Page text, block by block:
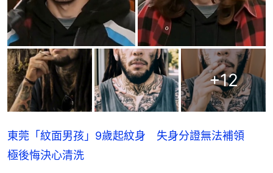
+12
東莞「紋面男孩」9歲起紋身 失身分證無法補領
極後悔決心清洗